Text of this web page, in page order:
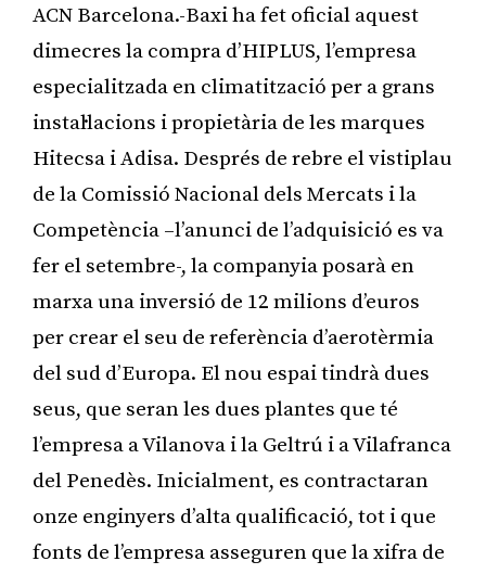
ACN Barcelona.-Baxi ha fet oficial aquest
dimecres la compra d’HIPLUS, l’empresa
especialitzada en climatització per a grans
instal·lacions i propietària de les marques
Hitecsa i Adisa. Després de rebre el vistiplau
de la Comissió Nacional dels Mercats i la
Competència –l’anunci de l’adquisició es va
fer el setembre-, la companyia posarà en
marxa una inversió de 12 milions d’euros
per crear el seu de referència d’aerotèrmia
del sud d’Europa. El nou espai tindrà dues
seus, que seran les dues plantes que té
l’empresa a Vilanova i la Geltrú i a Vilafranca
del Penedès. Inicialment, es contractaran
onze enginyers d’alta qualificació, tot i que
fonts de l’empresa asseguren que la xifra de